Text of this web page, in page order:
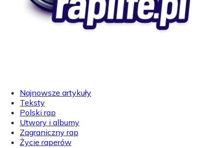
Najnowsze artykuły
Teksty
Polski rap
Utwory i albumy
Zagraniczny rap
Życie raperów